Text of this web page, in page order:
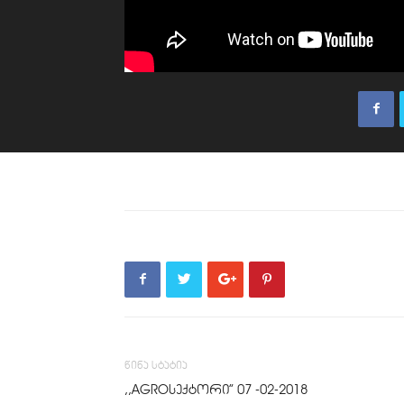
წინა სტატია
,,AGROსექტორი” 07 -02-2018